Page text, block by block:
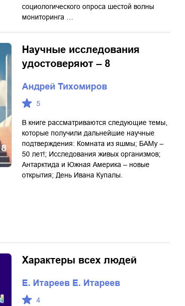
социологического опроса шестой волны
мониторинга …
Научные исследования
удостоверяют – 8
Андрей Тихомиров
5
В книге рассматриваются следующие темы,
которые получили дальнейшие научные
подтверждения: Комната из яшмы; БАМу –
50 лет!; Исследования живых организмов;
Антарктида и Южная Америка – новые
открытия; День Ивана Купалы.
Характеры всех людей
Е. Итареев Е. Итареев
4